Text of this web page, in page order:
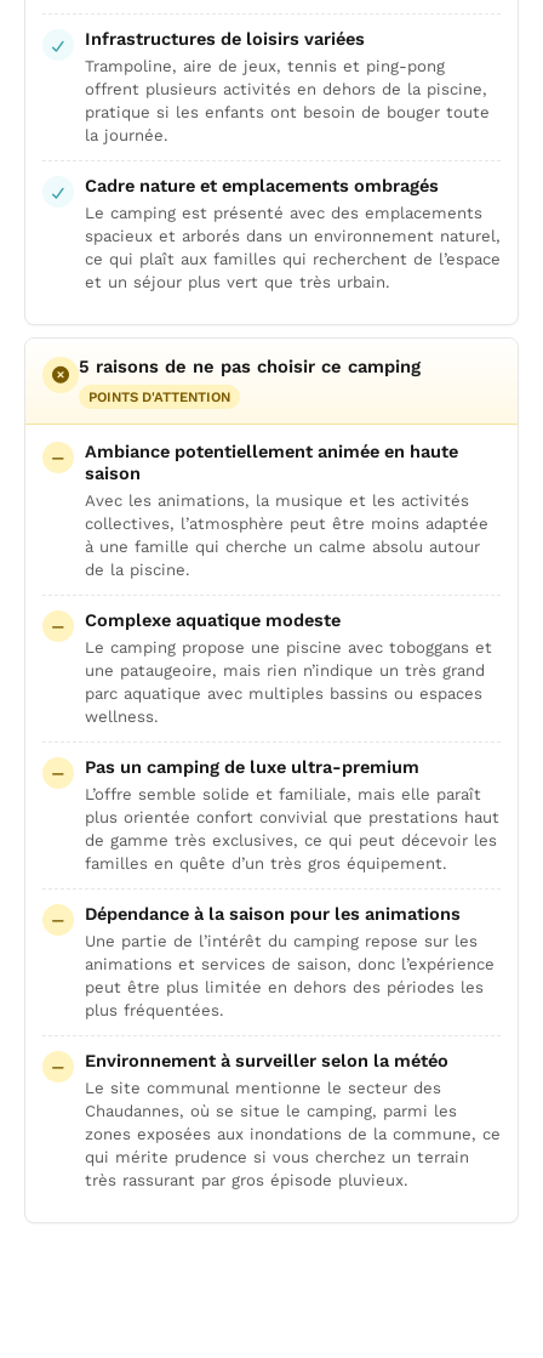
Infrastructures de loisirs variées
Trampoline, aire de jeux, tennis et ping-pong
offrent plusieurs activités en dehors de la piscine,
pratique si les enfants ont besoin de bouger toute
la journée.
Cadre nature et emplacements ombragés
Le camping est présenté avec des emplacements
spacieux et arborés dans un environnement naturel,
ce qui plaît aux familles qui recherchent de l’espace
et un séjour plus vert que très urbain.
5 raisons de ne pas choisir ce camping
POINTS D'ATTENTION
Ambiance potentiellement animée en haute
saison
Avec les animations, la musique et les activités
collectives, l’atmosphère peut être moins adaptée
à une famille qui cherche un calme absolu autour
de la piscine.
Complexe aquatique modeste
Le camping propose une piscine avec toboggans et
une pataugeoire, mais rien n’indique un très grand
parc aquatique avec multiples bassins ou espaces
wellness.
Pas un camping de luxe ultra-premium
L’offre semble solide et familiale, mais elle paraît
plus orientée confort convivial que prestations haut
de gamme très exclusives, ce qui peut décevoir les
familles en quête d’un très gros équipement.
Dépendance à la saison pour les animations
Une partie de l’intérêt du camping repose sur les
animations et services de saison, donc l’expérience
peut être plus limitée en dehors des périodes les
plus fréquentées.
Environnement à surveiller selon la météo
Le site communal mentionne le secteur des
Chaudannes, où se situe le camping, parmi les
zones exposées aux inondations de la commune, ce
qui mérite prudence si vous cherchez un terrain
très rassurant par gros épisode pluvieux.